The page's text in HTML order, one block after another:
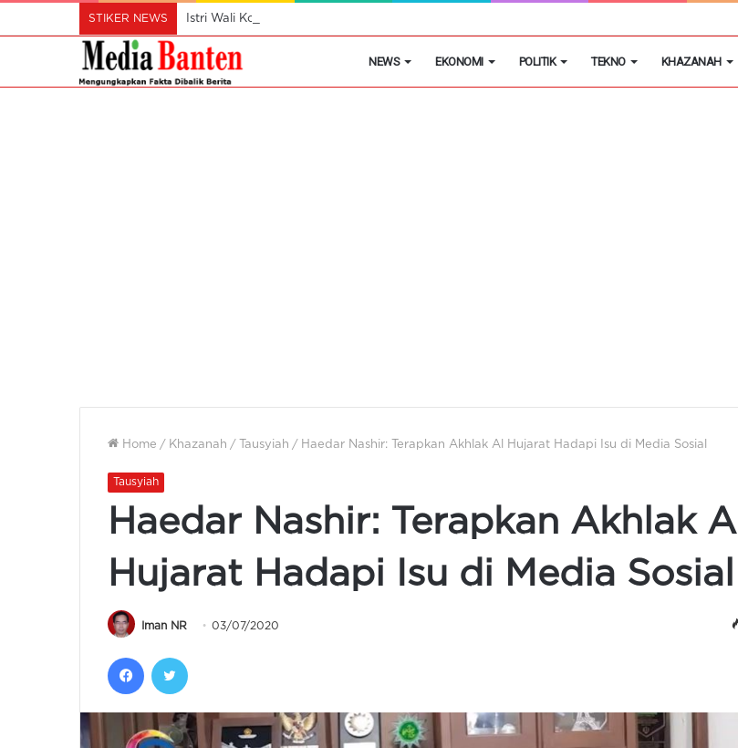
STIKER NEWS Istri Wali Kota Ajak Perempuan Cilegon Kembangkan Hobi Sebagai Peluang Usaha
NEWS EKONOMI POLITIK TEKNO KHAZANAH
Home / Khazanah / Tausyiah / Haedar Nashir: Terapkan Akhlak Al Hujarat Hadapi Isu di Media Sosial
Tausyiah
Haedar Nashir: Terapkan Akhlak Al
Hujarat Hadapi Isu di Media Sosial
Iman NR 03/07/2020
Facebook